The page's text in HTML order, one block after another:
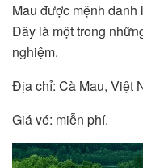
Mau được mệnh
Đây là một trong
nghiệm.
Địa chỉ: Cà Mau, Việt
Giá vé: miễn phí.